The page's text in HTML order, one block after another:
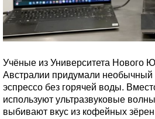
Учёные из Университета Нового
Австралии придумали необычный
эспрессо без горячей воды.
используют ультразвуковые
выбивают вкус из кофейных